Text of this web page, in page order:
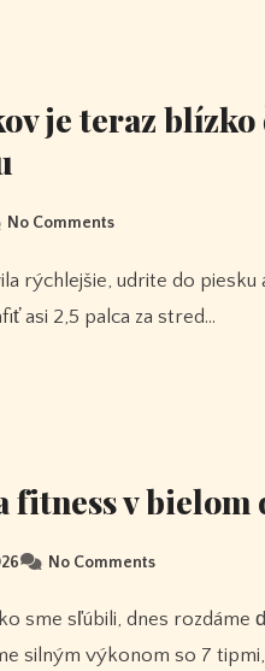
je teraz
No Comments
asi 2,5 palca za stred…
v bielom
No Comments
silným výkonom so 7